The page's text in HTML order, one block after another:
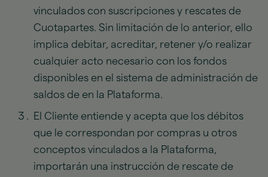
vinculados con suscripciones y rescates de
Cuotapartes. Sin limitación de lo anterior, ello
implica debitar, acreditar, retener y/o realizar
cualquier acto necesario con los fondos
disponibles en el sistema de administración de
saldos de en la Plataforma.
El Cliente entiende y acepta que los débitos
que le correspondan por compras u otros
conceptos vinculados a la Plataforma,
importarán una instrucción de rescate de